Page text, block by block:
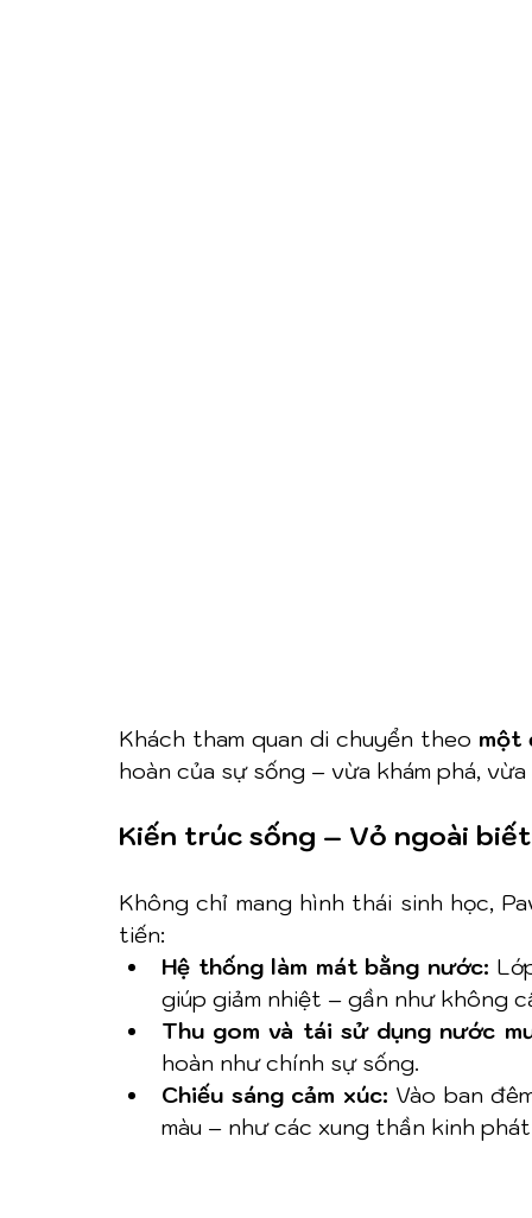
Khách tham quan di chuyển theo một
hoàn của sự sống – vừa khám phá, vừa
Kiến trúc sống – Vỏ ngoài
Không chỉ mang hình thái sinh học,
tiến:
Hệ thống làm mát bằng nước:
giúp giảm nhiệt – gần như không
Thu gom và tái sử dụng nước
hoàn như chính sự sống.
Chiếu sáng cảm xúc: Vào ban
màu – như các xung thần kinh